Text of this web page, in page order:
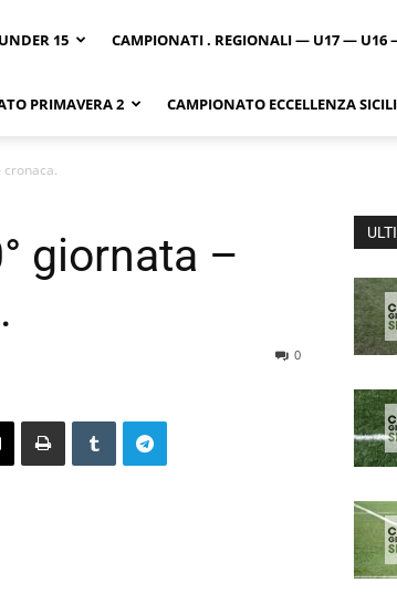
15 CAMPIONATI . REGIONALI — U17 —
PRIMAVERA 2 CAMPIONATO ECCELLENZA
cronaca.
giornata –
0